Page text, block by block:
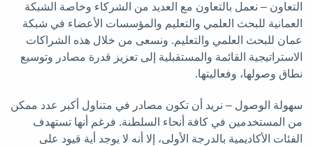
التعاون – نعمل بالتعاون مع العديد من الشركاء وخاصة الشبكة
العمانية للبحث العلمي والتعليم والمؤسسات الأعضاء في شبكة
عمان للبحث العلمي والتعليم. ونسعى من خلال هذه الشراكات
الاستراتيجية القائمة والمستقبلية إلى تعزيز قدرة مصادر وتوسيع
نطاق وصولها، وفعاليتها.
سهولة الوصول – نريد أن تكون مصادر في متناول أكبر عدد ممكن
من المستخدمين في كافة أنحاء السلطنة. فرغم أنها تستهدف
الفئات الأكاديمية بالدرجة الأولى، إلا أنه لا يوجد أية قيود على